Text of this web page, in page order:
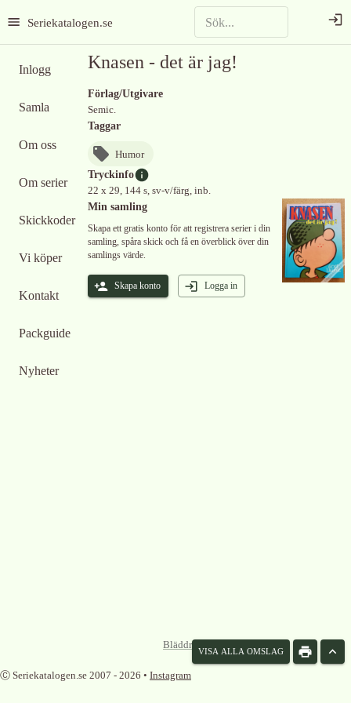
Seriekatalogen.se
Inlogg
Samla
Om oss
Om serier
Skickkoder
Vi köper
Kontakt
Packguide
Nyheter
Knasen - det är jag!
Förlag/Utgivare
Semic.
Taggar
Humor
Tryckinfo
22 x 29, 144 s, sv-v/färg, inb.
Min samling
Skapa ett gratis konto för att registrera serier i din
samling, spåra skick och få en överblick över din
samlings värde.
Skapa konto Logga in
VISA ALLA OMSLAG
Bläddra omslag som lista
Ⓒ Seriekatalogen.se 2007 - 2026 • Instagram